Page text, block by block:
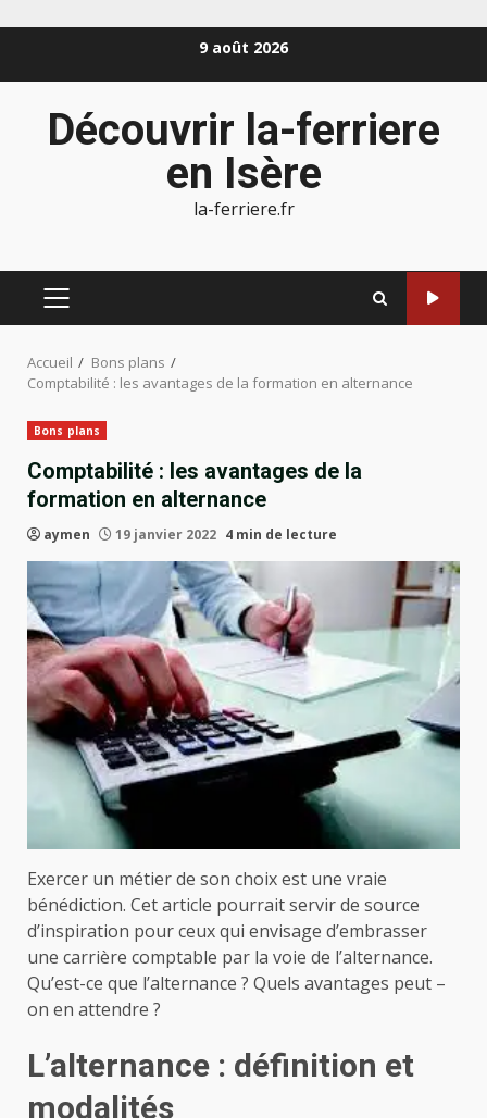
9 août 2026
Découvrir la-ferriere
en Isère
la-ferriere.fr
MENU
Accueil
Bons plans
Comptabilité : les avantages de la formation en alternance
Bons plans
Comptabilité : les avantages de la
formation en alternance
aymen 19 janvier 2022 4 min de lecture
Exercer un métier de son choix est une vraie
bénédiction. Cet article pourrait servir de source
d’inspiration pour ceux qui envisage d’embrasser
une carrière comptable par la voie de l’alternance.
Qu’est-ce que l’alternance ? Quels avantages peut –
on en attendre ?
L’alternance : définition et
modalités